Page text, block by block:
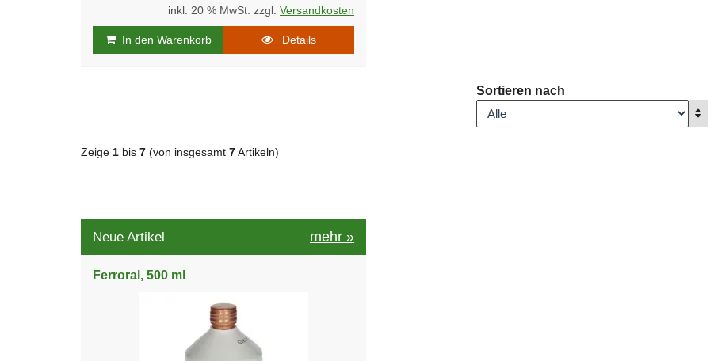
inkl. 20 % MwSt. zzgl. Versandkosten
In den Warenkorb Details
Sortieren nach
Zeige 1 bis 7 (von insgesamt 7 Artikeln)
Neue Artikel mehr »
Ferroral, 500 ml